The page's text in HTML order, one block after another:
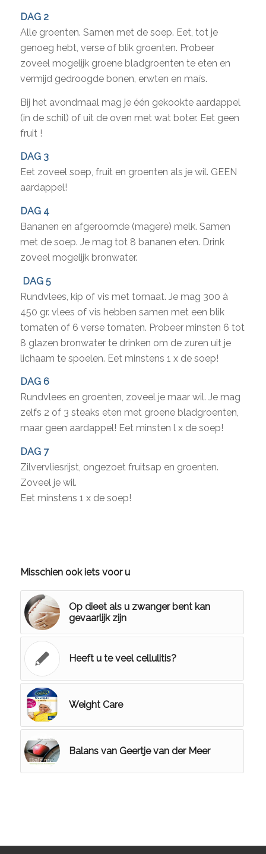
DAG 2
Alle groenten. Samen met de soep. Eet, tot je
genoeg hebt, verse of blik groenten. Probeer
zoveel mogelijk groene bladgroenten te eten en
vermijd gedroogde bonen, erwten en maïs.
Bij het avondmaal mag je één gekookte aardappel
(in de schil) of uit de oven met wat boter. Eet geen
fruit !
DAG 3
Eet zoveel soep, fruit en groenten als je wil. GEEN
aardappel!
DAG 4
Bananen en afgeroomde (magere) melk. Samen
met de soep. Je mag tot 8 bananen eten. Drink
zoveel mogelijk bronwater.
DAG 5
Rundvlees, kip of vis met tomaat. Je mag 300 à
450 gr. vlees of vis hebben samen met een blik
tomaten of 6 verse tomaten. Probeer minsten 6 tot
8 glazen bronwater te drinken om de zuren uit je
lichaam te spoelen. Eet minstens 1 x de soep!
DAG 6
Rundvlees en groenten, zoveel je maar wil. Je mag
zelfs 2 of 3 steaks eten met groene bladgroenten,
maar geen aardappel! Eet minsten l x de soep!
DAG 7
Zilvervliesrijst, ongezoet fruitsap en groenten.
Zoveel je wil.
Eet minstens 1 x de soep!
Misschien ook iets voor u
Op dieet als u zwanger bent kan
gevaarlijk zijn
Heeft u te veel cellulitis?
Weight Care
Balans van Geertje van der Meer